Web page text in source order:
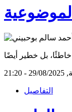
التفاصيل